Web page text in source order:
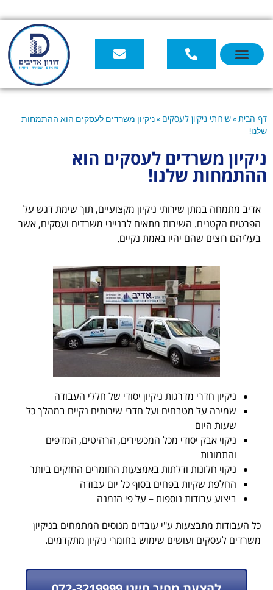
לעסקים»ניקיון משרדים לעסקים הוא ההתמחות
לעסקים הוא
שלנו!
שירותי ניקיון מקצועיים, תוך שימת דגש על
השירות מתאים לבנייני משרדים ועסקים, אשר
יהיו באמת נקיים.
מדרגות ניקיון יסודי של חללי העבודה
מטבחים ועל חדרי שירותים נקיים במהלך כל
יסודי מכל המכשירים, הרהיטים, המדפים
ודלתות באמצעות החומרים החזקים ביותר
בפחים בסוף כל יום עבודה
נוספות – על פי הזמנה
ע"י עובדים מנוסים המתמחים בניקיון
ועושים שימוש בחומרי ניקיון מתקדמים.